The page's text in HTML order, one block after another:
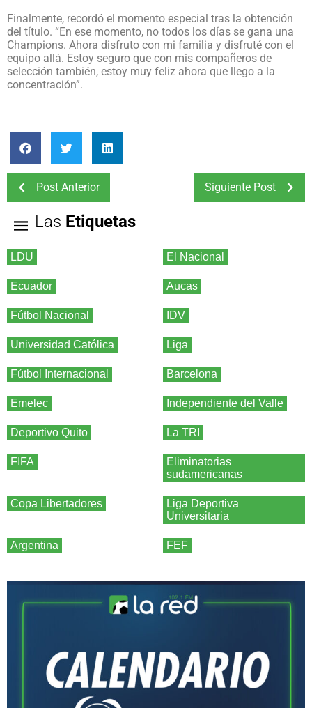
Finalmente, recordó el momento especial tras la obtención
del título. “En ese momento, no todos los días se gana una
Champions. Ahora disfruto con mi familia y disfruté con el
equipo allá. Estoy seguro que con mis compañeros de
selección también, estoy muy feliz ahora que llego a la
concentración”.
Post Anterior Siguiente Post
Las Etiquetas
LDU El Nacional
Ecuador Aucas
Fútbol Nacional IDV
Universidad Católica Liga
Fútbol Internacional Barcelona
Emelec Independiente del Valle
Deportivo Quito La TRI
FIFA
Eliminatorias
sudamericanas
Copa Libertadores
Liga Deportiva
Universitaria
Argentina FEF